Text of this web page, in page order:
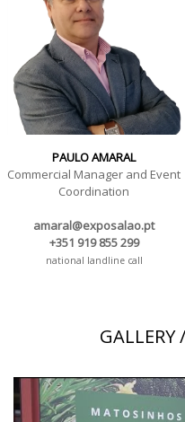
PAULO AMARAL
Commercial Manager and Event
Coordination
amaral@exposalao.pt
+351 919 855 299
national landline call